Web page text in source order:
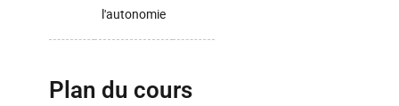
l'autonomie
Plan du cours